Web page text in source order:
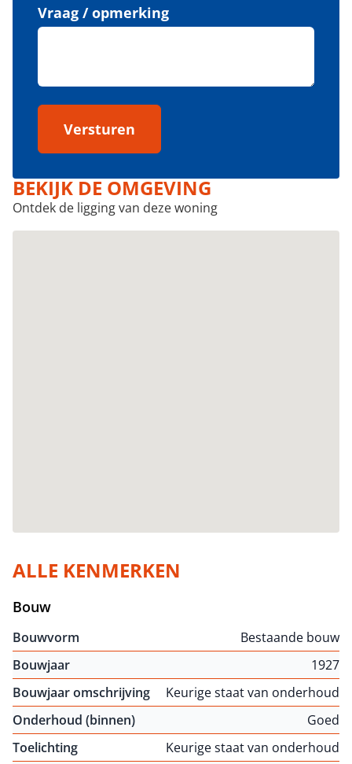
Vraag / opmerking
Versturen
BEKIJK DE OMGEVING
Ontdek de ligging van deze woning
ALLE KENMERKEN
Bouw
Bouwvorm
Bestaande bouw
Bouwjaar
1927
Bouwjaar omschrijving
Keurige staat van onderhoud
Onderhoud (binnen)
Goed
Toelichting
Keurige staat van onderhoud